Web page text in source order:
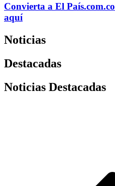
Convierta a El País.com.co
aquí
Noticias
Destacadas
Noticias Destacadas